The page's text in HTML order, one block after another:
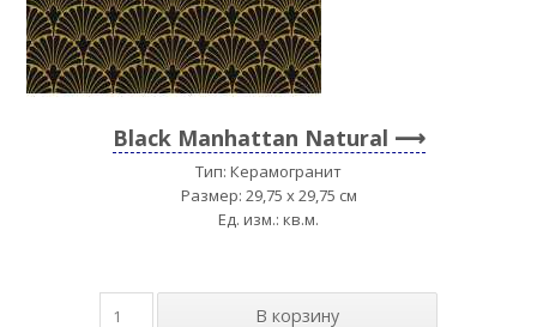
Black Manhattan Natural
Тип: Керамогранит
Размер: 29,75 x 29,75 см
Ед. изм.: кв.м.